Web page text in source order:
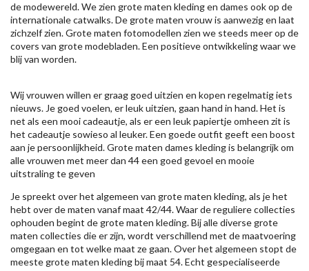
de modewereld. We zien grote maten kleding en dames ook op de
internationale catwalks. De grote maten vrouw is aanwezig en laat
zichzelf zien. Grote maten fotomodellen zien we steeds meer op de
covers van grote modebladen. Een positieve ontwikkeling waar we
blij van worden.
Wij vrouwen willen er graag goed uitzien en kopen regelmatig iets
nieuws. Je goed voelen, er leuk uitzien, gaan hand in hand. Het is
net als een mooi cadeautje, als er een leuk papiertje omheen zit is
het cadeautje sowieso al leuker. Een goede outfit geeft een boost
aan je persoonlijkheid. Grote maten dames kleding is belangrijk om
alle vrouwen met meer dan 44 een goed gevoel en mooie
uitstraling te geven
Je spreekt over het algemeen van grote maten kleding, als je het
hebt over de maten vanaf maat 42/44. Waar de reguliere collecties
ophouden begint de grote maten kleding. Bij alle diverse grote
maten collecties die er zijn, wordt verschillend met de maatvoering
omgegaan en tot welke maat ze gaan. Over het algemeen stopt de
meeste grote maten kleding bij maat 54. Echt gespecialiseerde